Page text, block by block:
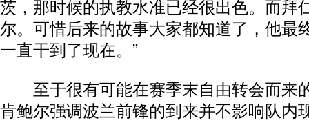
茨，那时候的执教水准已经很出色。而拜
尔。可惜后来的故事大家都知道了，他最
一直干到了现在。”
至于很有可能在赛季末自由转会而来
肯鲍尔强调波兰前锋的到来并不影响队内